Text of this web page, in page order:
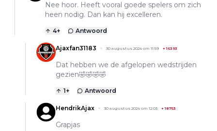
Nee hoor. Heeft vooral goede spelers om zich
heen nodig. Dan kan hij excelleren.
4+ Antwoord
Ajaxfan31183 30 augustus 2024 om 11:59 +16393
Dat hebben we de afgelopen wedstrijden
gezien🤣🤣🤣🤣
1+ Antwoord
HendrikAjax 30 augustus 2024 om 12:03 +18753
Grapjas